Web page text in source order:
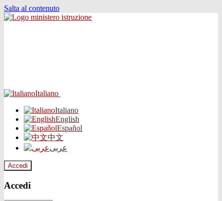
Salta al contenuto
Italiano
Italiano
English
Español
中文
عربى
Accedi
Accedi